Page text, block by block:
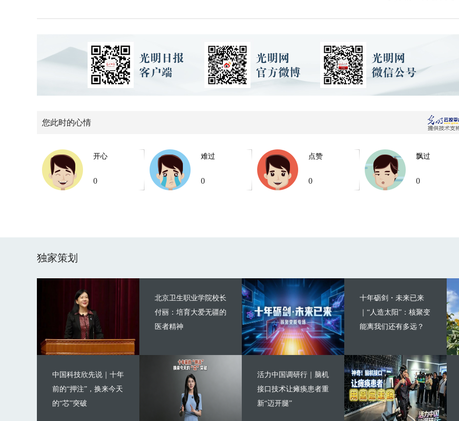
您此时的心情
开心
0
难过
0
点赞
0
飘过
0
独家策划
北京卫生职业学院校长
付丽：培育大爱无疆的
医者精神
中国科技欣先说｜十年
前的“押注”，换来今天
的“芯”突破
十年砺剑・未来已来
｜“人造太阳”：核聚变
能离我们还有多远？
活力中国调研行｜脑机
接口技术让瘫痪患者重
新“迈开腿”